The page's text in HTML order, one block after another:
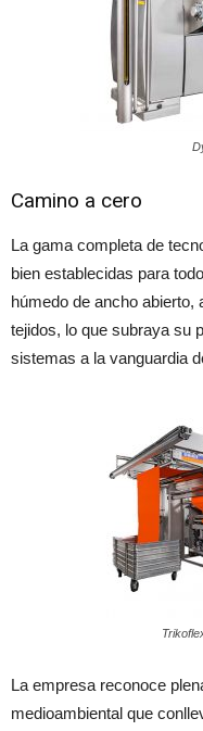
Camino a cero
La gama completa de
bien establecidas para
húmedo de ancho
tejidos, lo que subraya su
sistemas a la vanguardia
La empresa reconoce
medioambiental que